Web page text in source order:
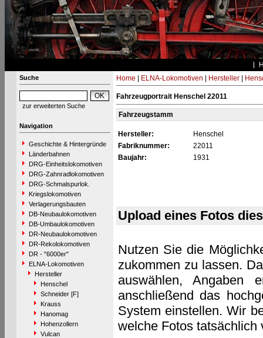
Suche
zur erweiterten Suche
Navigation
Geschichte & Hintergründe
Länderbahnen
DRG-Einheitslokomotiven
DRG-Zahnradlokomotiven
DRG-Schmalspurlok.
Kriegslokomotiven
Verlagerungsbauten
DB-Neubaulokomotiven
DB-Umbaulokomotiven
DR-Neubaulokomotiven
DR-Rekolokomotiven
DR - "6000er"
ELNA-Lokomotiven
Hersteller
Henschel
Schneider [F]
Krauss
Hanomag
Hohenzollern
Vulcan
Home ELNA-Lokomotiven Hersteller|
Fahrzeugportrait Henschel 22011
Fahrzeugstamm
Hersteller:
Henschel
Fabriknummer:
22011
Baujahr:
1931
Upload eines Fotos
Nutzen Sie die
zukommen zu lassen.
auswählen, Angaben
anschließend das
System einstellen. Wir
welche Fotos tatsächlich